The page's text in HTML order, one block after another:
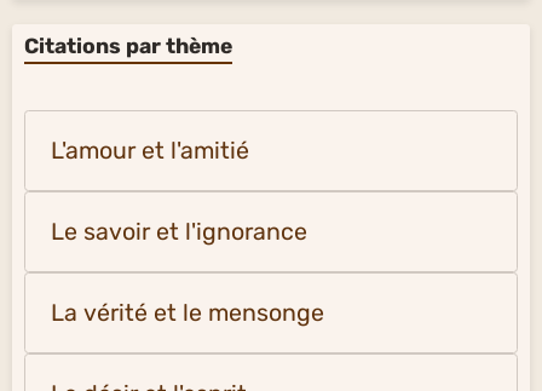
Citations par thème
L'amour et l'amitié
Le savoir et l'ignorance
La vérité et le mensonge